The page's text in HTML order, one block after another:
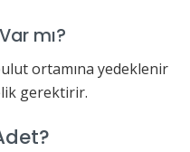
mı?
ortamına yedeklenir
gerektirir.